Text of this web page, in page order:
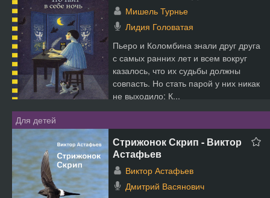
Мишель Турнье
Лидия Головатая
Пьеро и Коломбина знали друг друга
с самых ранних лет и всем вокруг
казалось, что их судьбы должны
совпасть. Но стать парой у них никак
не выходило: К...
Для детей
Стрижонок Скрип - Виктор
Астафьев
Виктор Астафьев
Дмитрий Васянович